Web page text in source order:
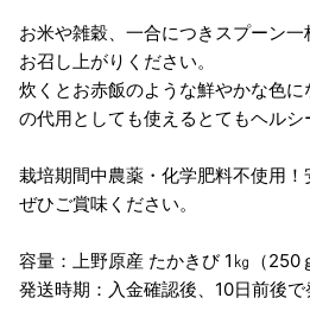
お米や雑穀、一合につきスプーン一
お召し上がりください。
炊くとお赤飯のような鮮やかな色
の代用としても使えるとてもヘルシ
栽培期間中農薬・化学肥料不使用！
ぜひご賞味ください。
容量：上野原産 たかきび 1㎏（250
発送時期：入金確認後、10日前後